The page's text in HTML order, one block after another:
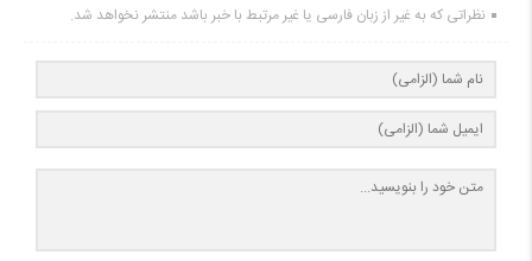
نظراتی که به غیر از زبان فارسی یا غیر مرتبط با خبر باشد منتشر نخواهد شد.